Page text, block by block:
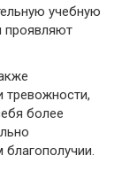
учебную
проявляют
тревожности,
более